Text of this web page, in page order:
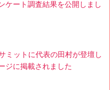
ケート調査結果を公開しまし
ミットに代表の田村が登壇し
ジに掲載されました